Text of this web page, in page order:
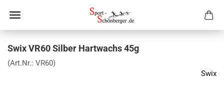
Swix VR60 Silber Hartwachs 45g
(Art.Nr.: VR60)
Swix